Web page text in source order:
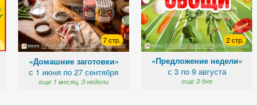
7 стр.
«Домашние заготовки»
с 1 июня по 27 сентября
еще 1 месяц, 3 недели
2 стр.
«Предложение недели»
с 3 по 9 августа
еще 3 дня